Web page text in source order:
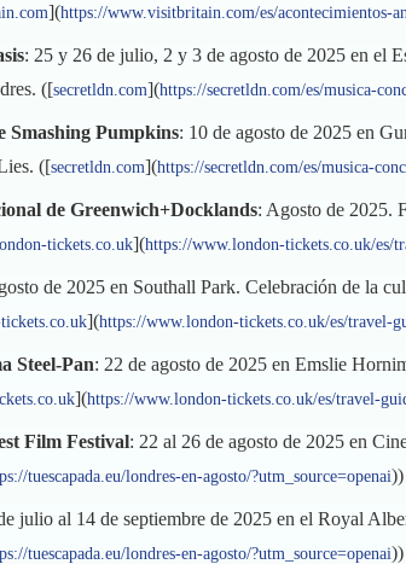
](https://www.visitbritain.com/es/acontecimientos-
: 25 y 26 de julio, 2 y 3 de agosto de 2025 en el
([secretldn.com](https://secretldn.com/es/musica-
Smashing Pumpkins: 10 de agosto de 2025 en
([secretldn.com](https://secretldn.com/es/musica-
de Greenwich+Docklands: Agosto de 2025.
tickets.co.uk](https://www.london-tickets.co.uk/es/
de 2025 en Southall Park. Celebración de la
](https://www.london-tickets.co.uk/es/travel-
Steel-Pan: 22 de agosto de 2025 en Emslie
](https://www.london-tickets.co.uk/es/travel-
Film Festival: 22 al 26 de agosto de 2025 en
tuescapada.eu/londres-en-agosto/?utm_source=openai))
julio al 14 de septiembre de 2025 en el Royal
tuescapada.eu/londres-en-agosto/?utm_source=openai))